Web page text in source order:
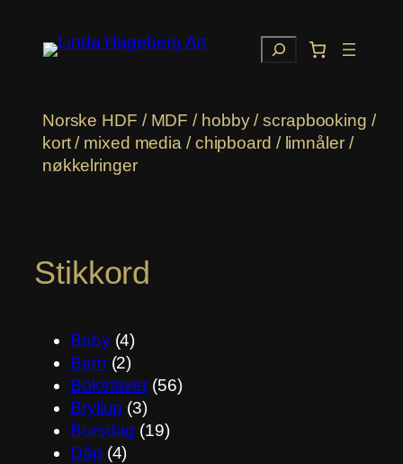
innhold
Søk
Norske HDF / MDF / hobby / scrapbooking /
kort / mixed media / chipboard / limnåler /
nøkkelringer
Stikkord
Baby(4)
Barn (2)
Bokstaver (56)
Bryllup (3)
Bursdag (19)
Dåp (4)